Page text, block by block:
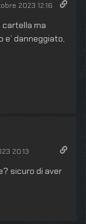
2023 12:16
cartella ma
e’ danneggiato,
20:13
sicuro di aver